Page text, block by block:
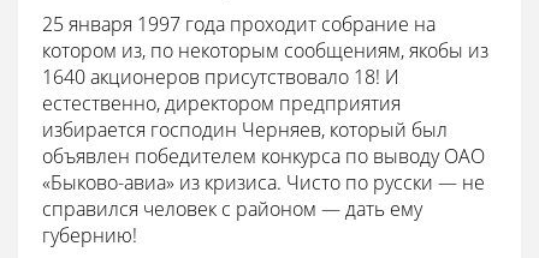
25 января 1997 года проходит собрание на
котором из, по некоторым сообщениям, якобы из
1640 акционеров присутствовало 18! И
естественно, директором предприятия
избирается господин Черняев, который был
объявлен победителем конкурса по выводу ОАО
«Быково-авиа» из кризиса. Чисто по русски — не
справился человек с районом — дать ему
губернию!